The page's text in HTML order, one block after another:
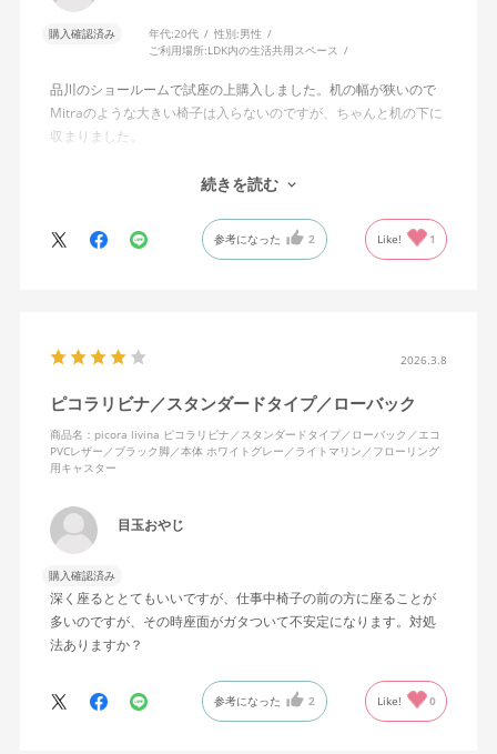
購入確認済み 年代:20代 性別:男性
ご利用場所:LDK内の生活共用スペース
品川のショールームで試座の上購入しました。机の幅が狭いので
Mitraのような大きい椅子は入らないのですが、ちゃんと机の下に
収まりました。
安い椅子とは違って座面、背面の安定感はしっかりしています。
続きを読む
参考になった 2 Like! 1
2026.3.8
ピコラリビナ／スタンダードタイプ／ローバック
商品名：picora livina ピコラリビナ／スタンダードタイプ／ローバック／エコ
PVCレザー／ブラック脚／本体 ホワイトグレー／ライトマリン／フローリング
用キャスター
目玉おやじ
購入確認済み
深く座るととてもいいですが、仕事中椅子の前の方に座ることが
多いのですが、その時座面がガタついて不安定になります。対処
法ありますか？
参考になった 2 Like! 0